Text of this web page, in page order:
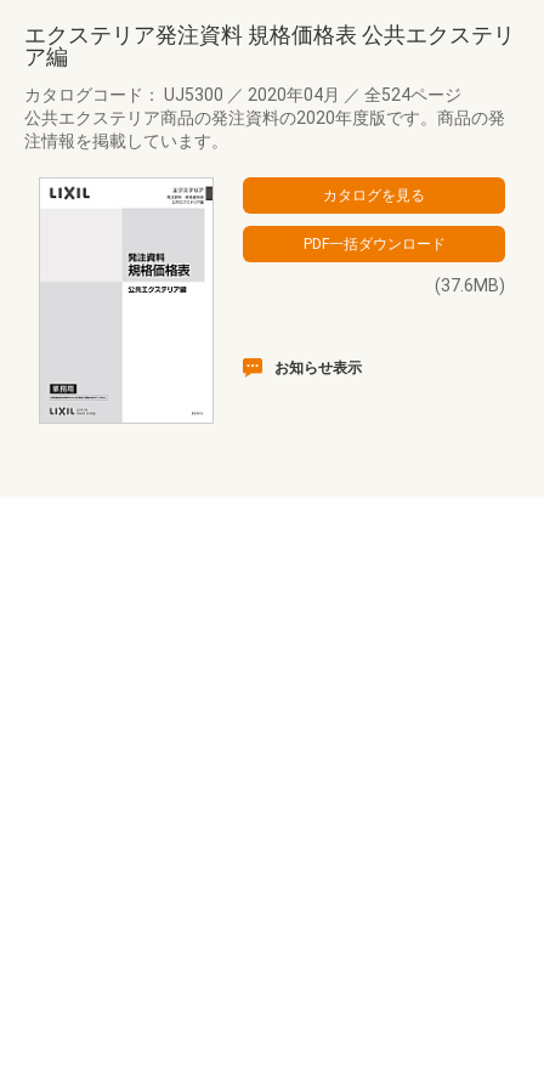
エクステリア発注資料 規格価格表 公共エクステリ
ア編
カタログコード： UJ5300 ／ 2020年04月 ／ 全524ページ
公共エクステリア商品の発注資料の2020年度版です。商品の発
注情報を掲載しています。
(37.6MB)
お知らせ表示